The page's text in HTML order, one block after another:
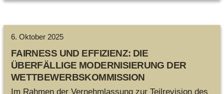
6. Oktober 2025
FAIRNESS UND EFFIZIENZ: DIE
ÜBERFÄLLIGE MODERNISIERUNG DER
WETTBEWERBSKOMMISSION
Im Rahmen der Vernehmlassung zur Teilrevision des